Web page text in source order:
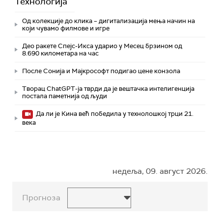
Од колекције до клика – дигитализација мења начин на
који чувамо филмове и игре
Део ракете Спејс-Икса ударио у Месец брзином од
8.690 километара на час
После Сонија и Мајкрософт подигао цене конзола
Творац ChatGPT-ја тврди да је вештачка интелигенција
постала паметнија од људи
Да ли је Кина већ победила у технолошкој трци 21.
века
недеља, 09. август 2026.
Прогноза